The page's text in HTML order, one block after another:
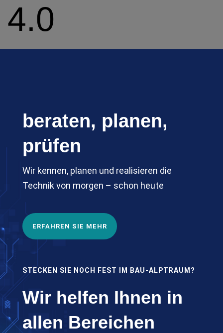
beraten, planen,
prüfen
Wir kennen, planen und realisieren die
Technik von morgen – schon heute
ERFAHREN SIE MEHR
STECKEN SIE NOCH FEST IM BAU-ALPTRAUM?
Wir helfen Ihnen in
allen Bereichen